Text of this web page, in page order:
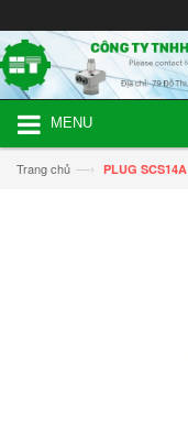
MENU
Trang chủ —› PLUG SCS14A